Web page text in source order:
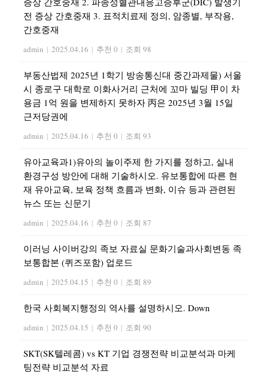
전 증상 간호중재 3. 표적치료제 정의, 암종별, 부작용,
간호중재
admin | 2025.04.16 | 추천 0 | 조회 98
부동산법제 2025년 1학기 방송통신대 중간과제물) 서울
시 종로구 대학로 이화사거리 근처에 꼬마 빌딩 甲이 차
용금 1억 원을 변제하지 못하자 丙은 2025년 3월 15일
근저당권에
admin | 2025.04.16 | 추천 0 | 조회 93
유아교육과1)유아의 놀이주제 한 가지를 정하고, 실내
환경구성 방안에 대해 기술하시오. 유보통합에 따른 현
재 유아교육, 보육 정책 흐름과 변화, 이슈 등과 관련된
뉴스 또는 신문기
admin | 2025.04.16 | 추천 0 | 조회 87
이러닝 사이버강의 족보 자료실 문화기술과사회변동 족
보통합본 (퀴즈포함) 업로드
admin | 2025.04.15 | 추천 0 | 조회 89
한국 사회복지행정의 역사를 설명하시오. Down
admin | 2025.04.15 | 추천 0 | 조회 90
SKT(SK텔레콤) vs KT 기업 경쟁전략 비교분석과 마케
팅전략 비교분석 자료